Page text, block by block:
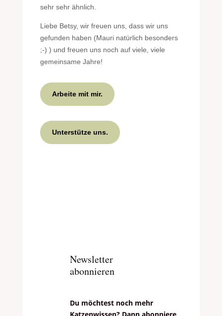
sehr sehr ähnlich.
Liebe Betsy, wir freuen uns, dass wir uns
gefunden haben (Mauri natürlich besonders
;-) ) und freuen uns noch auf viele, viele
gemeinsame Jahre!
Arbeite mit mir.
Unterstütze uns.
Newsletter
abonnieren
Du möchtest noch mehr